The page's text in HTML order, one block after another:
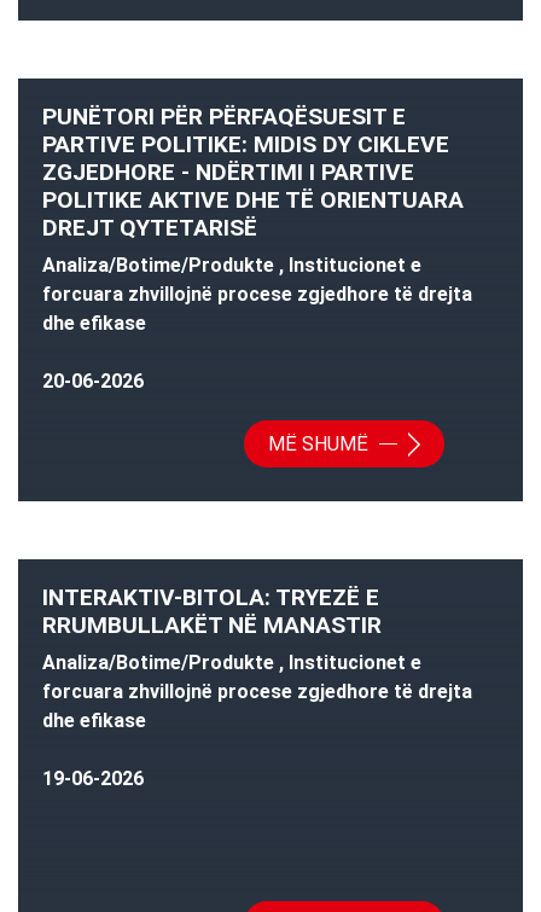
PUNËTORI PËR PËRFAQËSUESIT E
PARTIVE POLITIKE: MIDIS DY CIKLEVE
ZGJEDHORE - NDËRTIMI I PARTIVE
POLITIKE AKTIVE DHE TË ORIENTUARA
DREJT QYTETARISË
Analiza/Botime/Produkte , Institucionet e
forcuara zhvillojnë procese zgjedhore të drejta
dhe efikase
20-06-2026
MË SHUMË
INTERAKTIV-BITOLA: TRYEZË E
RRUMBULLAKËT NË MANASTIR
Analiza/Botime/Produkte , Institucionet e
forcuara zhvillojnë procese zgjedhore të drejta
dhe efikase
19-06-2026